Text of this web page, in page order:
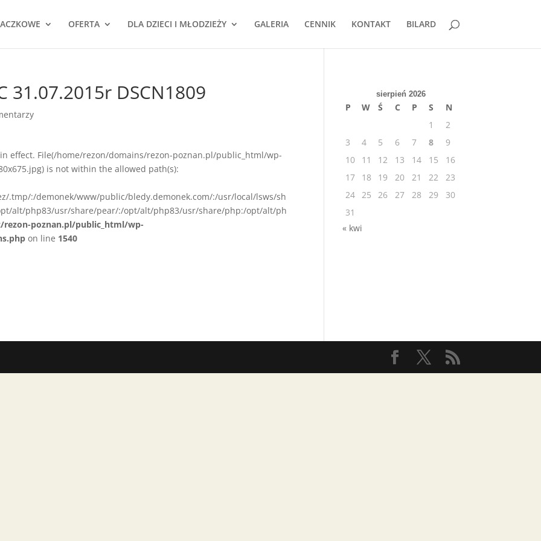
OFERTA DLA DZIECI I MŁODZIEŻY GALERIA CENNIK KONTAKT BILARD
31.07.2015r DSCN1809
effect. File(/home/rezon/domains/rezon-poznan.pl/public_html/wp-
is not within the allowed path(s):
.tmp/:/demonek/www/public/bledy.demonek.com/:/usr/local/lsws/sh
alt/php83/usr/share/pear/:/opt/alt/php83/usr/share/php:/opt/alt/ph
poznan.pl/public_html/wp-
on line 1540
sierpień 2026
P W Ś C P S
N
1
2
3
4 5 6 7 8
9
10
11 12 13 14 15
16
17
18 19 20 21 22
23
24 25 26 27 28 29
30
31
« kwi